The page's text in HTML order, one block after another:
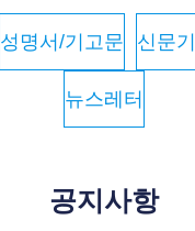
성명서/기고문 신문
뉴스레터
공지사항